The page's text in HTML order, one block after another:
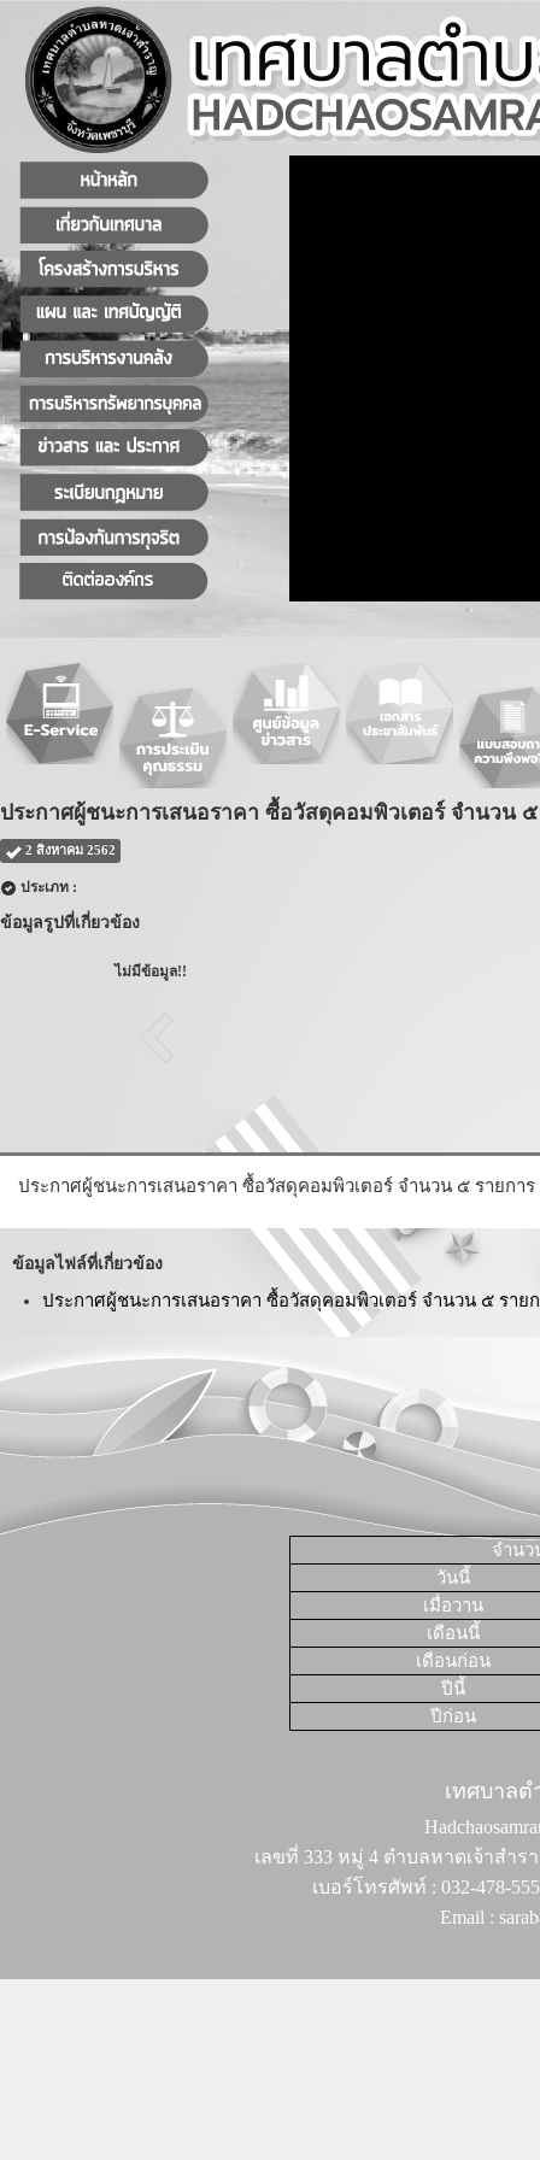
ประกาศผู้ชนะการเสนอราคา ซื้อวัสดุคอมพิวเตอร์ จำนวน ๕
2 สิงหาคม 2562
ประเภท :
ข้อมูลรูปที่เกี่ยวข้อง
ไม่มีข้อมูล!!
ประกาศผู้ชนะการเสนอราคา ซื้อวัสดุคอมพิวเตอร์ จำนวน ๕ รายการ
ข้อมูลไฟล์ที่เกี่ยวข้อง
ประกาศผู้ชนะการเสนอราคา ซื้อวัสดุคอมพิวเตอร์ จำนวน ๕ รายก
จำนว
วันนี้
เมื่อวาน
เดือนนี้
เดือนก่อน
ปีนี้
ปีก่อน
เทศบาล
เลขที่ 333 หมู่ 4 ตำบลหาดเจ้าสำร
เบอร์โทรศัพท์ : 032-478-
Email :